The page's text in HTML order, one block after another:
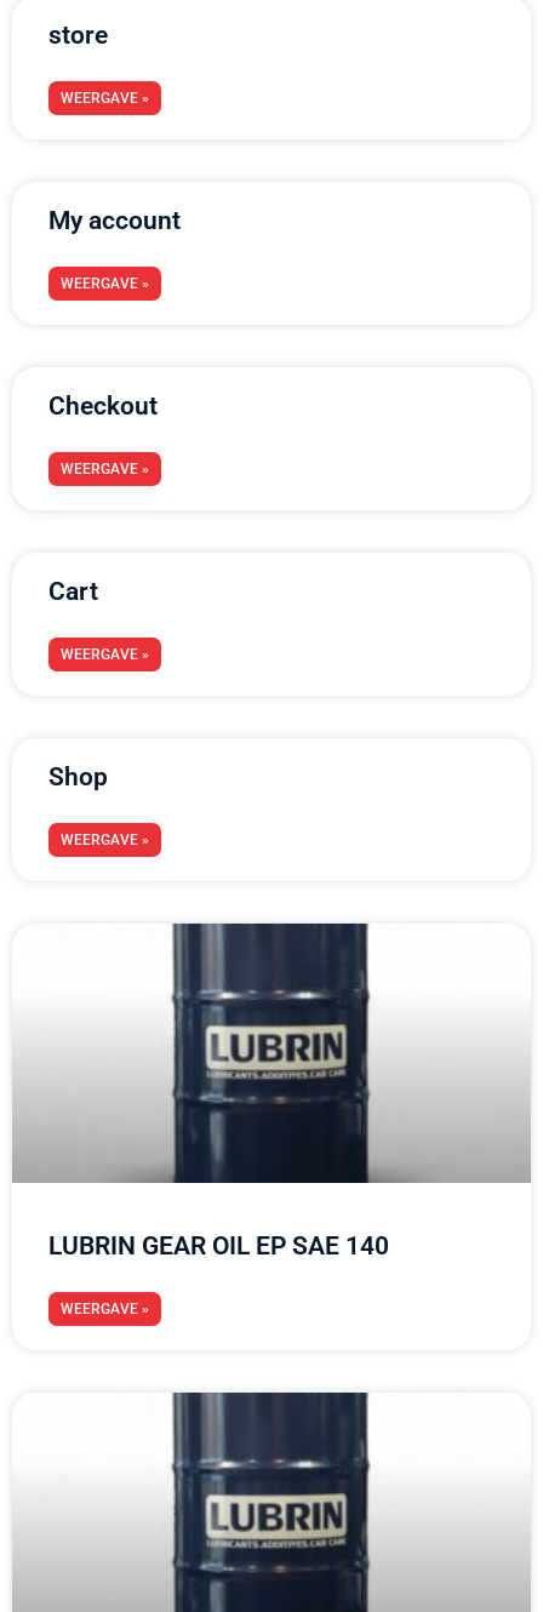
store
WEERGAVE »
My account
WEERGAVE »
Checkout
WEERGAVE »
Cart
WEERGAVE »
Shop
WEERGAVE »
LUBRIN GEAR OIL EP SAE 140
WEERGAVE »